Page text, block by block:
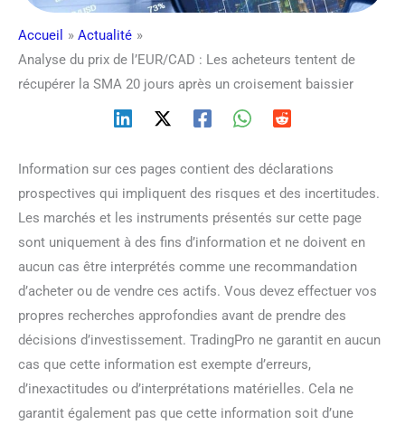
Accueil
Actualité
Analyse du prix de l’EUR/CAD : Les acheteurs tentent de
récupérer la SMA 20 jours après un croisement baissier
Information sur ces pages contient des déclarations
prospectives qui impliquent des risques et des incertitudes.
Les marchés et les instruments présentés sur cette page
sont uniquement à des fins d’information et ne doivent en
aucun cas être interprétés comme une recommandation
d’acheter ou de vendre ces actifs. Vous devez effectuer vos
propres recherches approfondies avant de prendre des
décisions d’investissement. TradingPro ne garantit en aucun
cas que cette information est exempte d’erreurs,
d’inexactitudes ou d’interprétations matérielles. Cela ne
garantit également pas que cette information soit d’une